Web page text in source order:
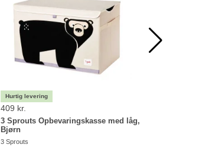
409 kr.
3 Sprouts Opbevaringskasse med låg,
Bjørn
3 Sprouts